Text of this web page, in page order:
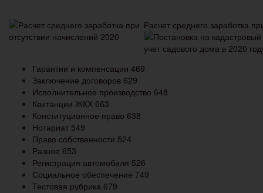
Расчет среднего заработка
Гарантии и компенсации 469
Заключение договоров 629
Исполнительное производство 648
Квитанции ЖКХ 663
Конституционное право 638
Нотариат 549
Право собственности 524
Разное 653
Регистрация автомобиля 526
Социальное обеспечение 749
Тестовая рубрика 679